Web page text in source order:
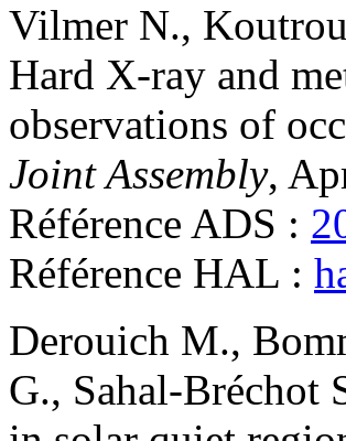
Vilmer N.,
Hard X-ray and
observations of
Joint Assembly,
Référence ADS :
Référence HAL :
Derouich M.,
G., Sahal-Bréchot